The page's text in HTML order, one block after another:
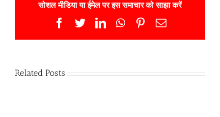
सोशल मीडिया या ईमेल पर इस समाचार को साझा करें
Facebook
TwitterLinkedInWhatsApp
Pinterest
Email
Related Posts